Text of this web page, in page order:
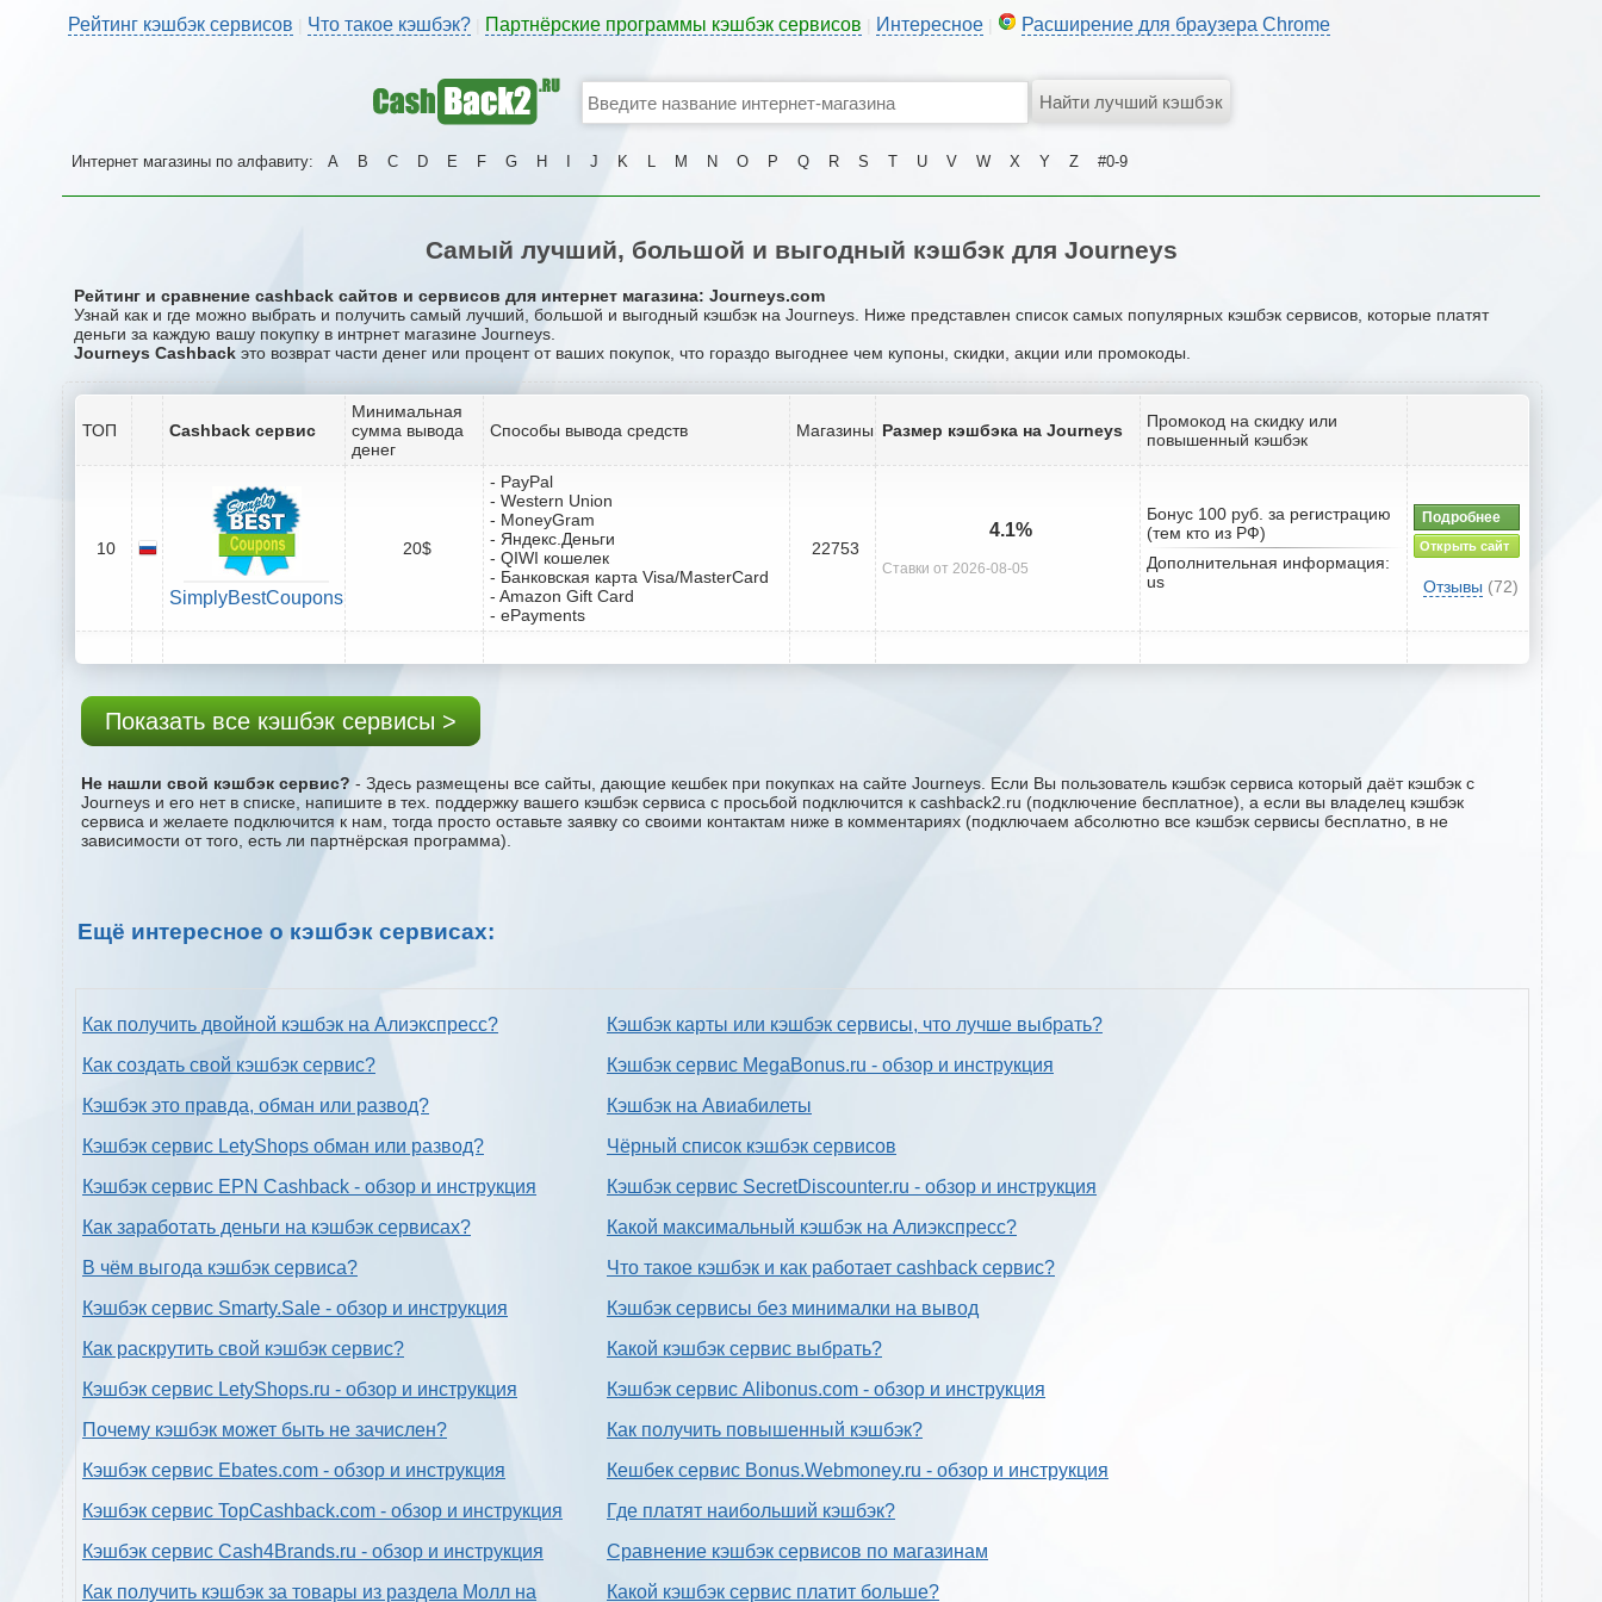
Рейтинг кэшбэк сервисов Что такое кэшбэк? Партнёрские программы кэшбэк сервисов Интересное Расширение для браузера Chrome
Интернет магазины по алфавиту: A B C D E F G H J K L M N O P Q R S T U V W X Y Z #0-9
Самый лучший, большой и выгодный кэшбэк для Journeys
Рейтинг и сравнение cashback сайтов и сервисов для интернет магазина: Journeys.com
Узнай как и где можно выбрать и получить самый лучший, большой и выгодный кэшбэк на Journeys. Ниже представлен список самых популярных кэшбэк сервисов, которые платят
деньги за каждую вашу покупку в интрнет магазине Journeys.
Journeys Cashback это возврат части денег или процент от ваших покупок, что гораздо выгоднее чем купоны, скидки, акции или промокоды.
ТОП Cashback сервис
Минимальная
сумма вывода
денег
Способы вывода средств Магазины Размер кэшбэка на Journeys
Промокод на скидку или
повышенный кэшбэк
10
SimplyBestCoupons
20$
- PayPal
- Western Union
- MoneyGram
- Яндекс.Деньги
- QIWI кошелек
- Банковская карта Visa/MasterCard
- Amazon Gift Card
- ePayments
22753
4.1%
Ставки от 2026-08-05
Бонус 100 руб. за регистрацию
(тем кто из РФ)
Дополнительная информация:
us
Подробнее
Открыть сайт
Отзывы (72)
Показать все кэшбэк сервисы >
Не нашли свой кэшбэк сервис? - Здесь размещены все сайты, дающие кешбек при покупках на сайте Journeys. Если Вы пользователь кэшбэк сервиса который даёт кэшбэк с
Journeys и его нет в списке, напишите в тех. поддержку вашего кэшбэк сервиса с проcьбой подключится к cashback2.ru (подключение бесплатное), а если вы владелец кэшбэк
сервиса и желаете подключится к нам, тогда просто оставьте заявку со своими контактам ниже в комментариях (подключаем абсолютно все кэшбэк сервисы бесплатно, в не
зависимости от того, есть ли партнёрская программа).
Ещё интересное о кэшбэк сервисах:
Как получить двойной кэшбэк на Алиэкспресс?
Как создать свой кэшбэк сервис?
Кэшбэк это правда, обман или развод?
Кэшбэк сервис LetyShops обман или развод?
Кэшбэк сервис EPN Cashback - обзор и инструкция
Как заработать деньги на кэшбэк сервисах?
В чём выгода кэшбэк сервиса?
Кэшбэк сервис Smarty.Sale - обзор и инструкция
Как раскрутить свой кэшбэк сервис?
Кэшбэк сервис LetyShops.ru - обзор и инструкция
Почему кэшбэк может быть не зачислен?
Кэшбэк сервис Ebates.com - обзор и инструкция
Кэшбэк сервис TopCashback.com - обзор и инструкция
Кэшбэк сервис Cash4Brands.ru - обзор и инструкция
Как получить кэшбэк за товары из раздела Молл на
Кэшбэк карты или кэшбэк сервисы, что лучше выбрать?
Кэшбэк сервис MegaBonus.ru - обзор и инструкция
Кэшбэк на Авиабилеты
Чёрный список кэшбэк сервисов
Кэшбэк сервис SecretDiscounter.ru - обзор и инструкция
Какой максимальный кэшбэк на Алиэкспресс?
Что такое кэшбэк и как работает cashback сервис?
Кэшбэк сервисы без минималки на вывод
Какой кэшбэк сервис выбрать?
Кэшбэк сервис Alibonus.com - обзор и инструкция
Как получить повышенный кэшбэк?
Кешбек сервис Bonus.Webmoney.ru - обзор и инструкция
Где платят наибольший кэшбэк?
Сравнение кэшбэк сервисов по магазинам
Какой кэшбэк сервис платит больше?